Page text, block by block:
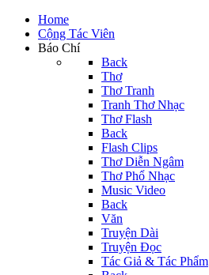
Home
Cộng Tác Viên
Báo Chí
Back
Thơ
Thơ Tranh
Tranh Thơ Nhạc
Thơ Flash
Back
Flash Clips
Thơ Diễn Ngâm
Thơ Phổ Nhạc
Music Video
Back
Văn
Truyện Dài
Truyện Đọc
Tác Giả & Tác Phẩm